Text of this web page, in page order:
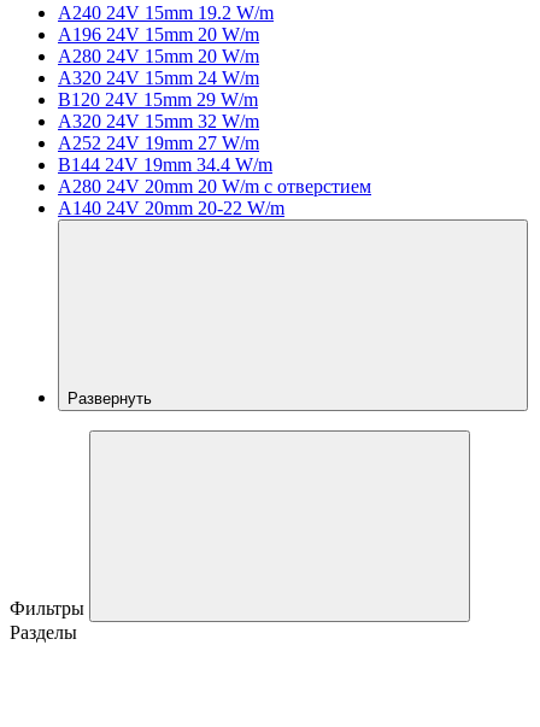
A240 24V 15mm 19.2 W/m
A196 24V 15mm 20 W/m
A280 24V 15mm 20 W/m
A320 24V 15mm 24 W/m
B120 24V 15mm 29 W/m
A320 24V 15mm 32 W/m
A252 24V 19mm 27 W/m
B144 24V 19mm 34.4 W/m
A280 24V 20mm 20 W/m с отверстием
A140 24V 20mm 20-22 W/m
Развернуть
Фильтры
Разделы